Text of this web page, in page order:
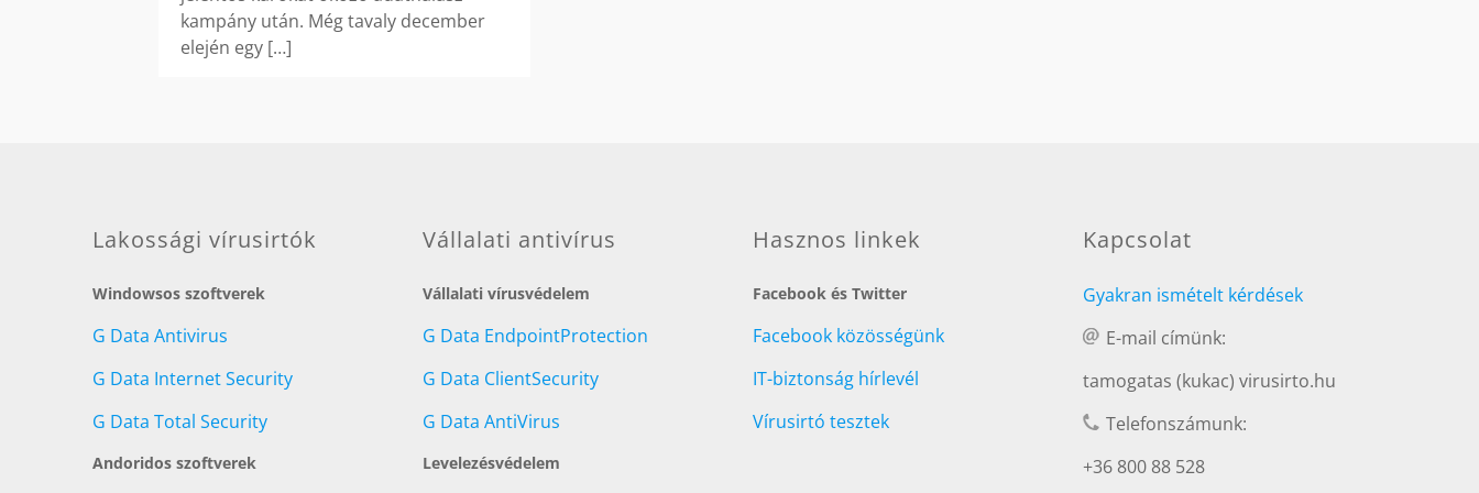
kampány után. Még tavaly december
elején egy[…]
Lakossági vírusirtók
Windowsos szoftverek
G Data Antivirus
G Data Internet Security
G Data Total Security
Andoridos szoftverek
Vállalati antivírus
Vállalati vírusvédelem
G Data EndpointProtection
G Data ClientSecurity
G Data AntiVirus
Levelezésvédelem
Hasznos linkek
Facebook és Twitter
Facebook közösségünk
IT-biztonság hírlevél
Vírusirtó tesztek
Kapcsolat
Gyakran ismételt kérdések
E-mail címünk:
tamogatas (kukac) virusirto.hu
Telefonszámunk:
+36 800 88 528